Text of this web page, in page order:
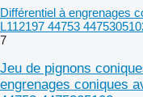
Différentiel à engrenages
L112197 44753
7
Jeu de pignons
engrenages coniques